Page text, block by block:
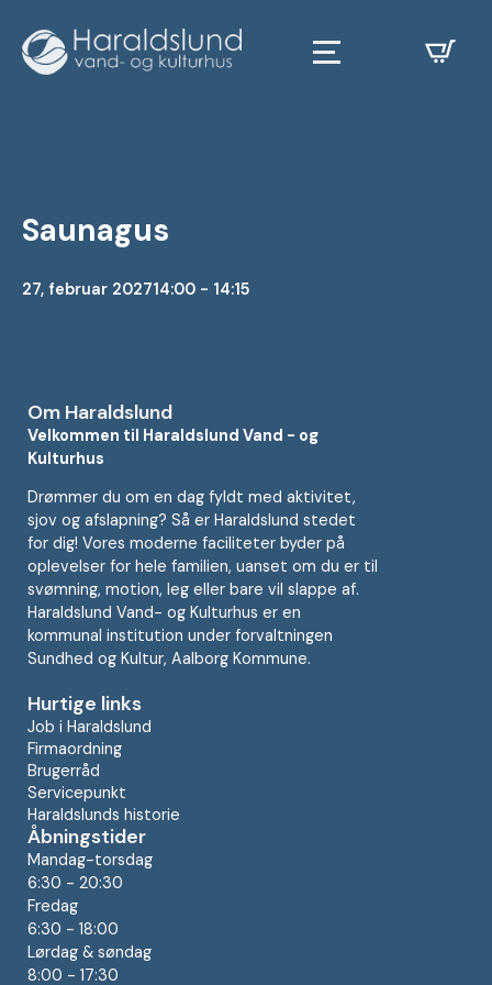
Saunagus
27, februar 202714:00 - 14:15
Om Haraldslund
Velkommen til Haraldslund Vand - og
Kulturhus
Drømmer du om en dag fyldt med aktivitet,
sjov og afslapning? Så er Haraldslund stedet
for dig! Vores moderne faciliteter byder på
oplevelser for hele familien, uanset om du er til
svømning, motion, leg eller bare vil slappe af.
Haraldslund Vand- og Kulturhus er en
kommunal institution under forvaltningen
Sundhed og Kultur, Aalborg Kommune.
Hurtige links
Job i Haraldslund
Firmaordning
Brugerråd
Servicepunkt
Haraldslunds historie
Åbningstider
Mandag-torsdag
6:30 - 20:30
Fredag
6:30 - 18:00
Lørdag & søndag
8:00 - 17:30